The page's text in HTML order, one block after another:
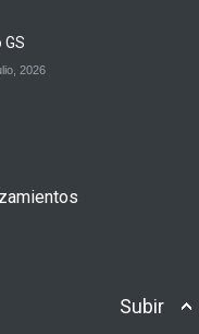
GS
2026
Subir